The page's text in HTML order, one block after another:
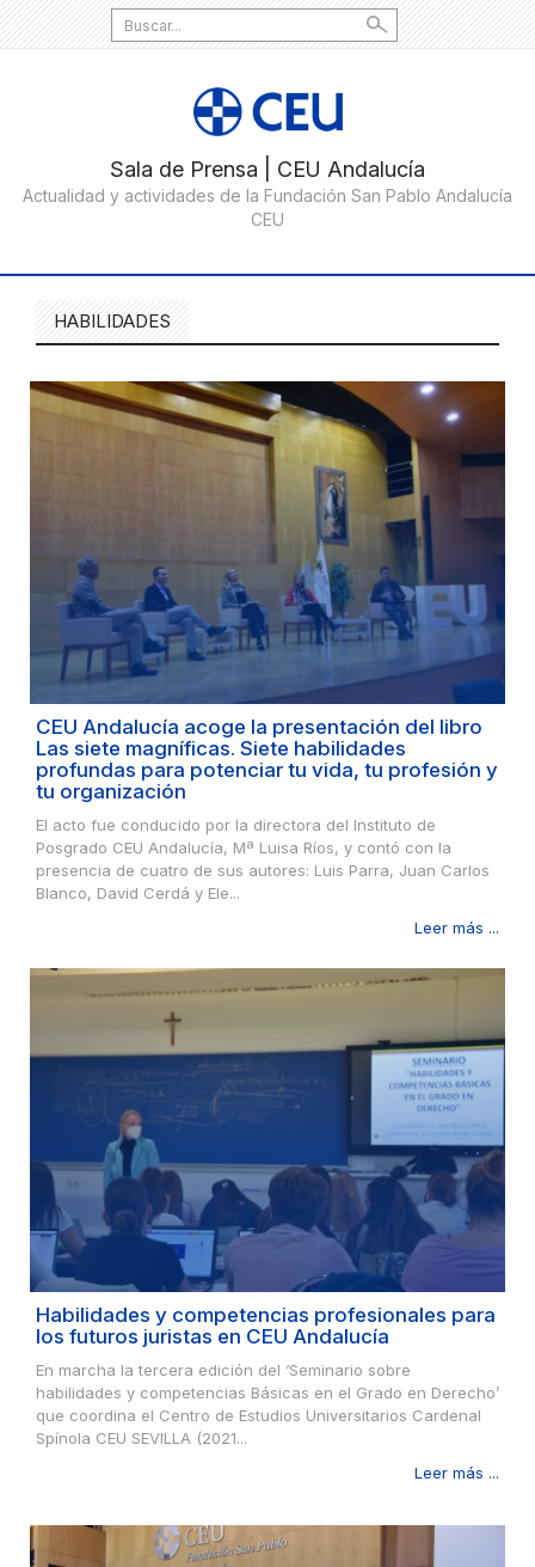
Search
for:
HABILIDADES
CEU Andalucía acoge la presentación del libro
Las siete magníficas. Siete habilidades
profundas para potenciar tu vida, tu profesión y
tu organización
El acto fue conducido por la directora del Instituto de
Posgrado CEU Andalucía, Mª Luisa Ríos, y contó con la
presencia de cuatro de sus autores: Luis Parra, Juan Carlos
Blanco, David Cerdá y Ele...
Leer más ...
Habilidades y competencias profesionales para
los futuros juristas en CEU Andalucía
En marcha la tercera edición del ‘Seminario sobre
habilidades y competencias Básicas en el Grado en Derecho’
que coordina el Centro de Estudios Universitarios Cardenal
Spínola CEU SEVILLA (2021...
Leer más ...